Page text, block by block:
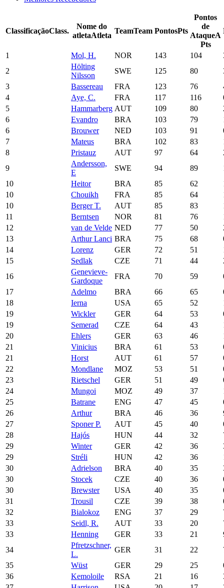
ClassificaçãoClass.
Nome do
atletaAtleta
TeamTeam PontosPts
Pontos
de
AtaqueA
Pts
1 Mol, H. NOR 143 104
2
Hölting
Nilsson
SWE 125 80
3
Bassereau FRA 123 76
4
Aye, C. FRA 117 116
5
Hammarberg AUT 109 80
6
Evandro BRA 103 79
6
Brouwer NED 103 91
7
Mateus BRA 102 83
8
Pristauz AUT 97 64
9
Andersson,
E
SWE 94 89
10
Heitor BRA 85 62
10
Chouikh FRA 85 64
10
Berger T. AUT 85 83
11
Berntsen NOR 81 76
12
van de Velde NED 77 50
13
Arthur Lanci BRA 75 68
14
Lorenz GER 72 51
15
Sedlak CZE 71 44
16
Genevieve-
Gardoque
FRA 70 59
17
Adelmo BRA 66 65
18
Ierna USA 65 52
19
Wickler GER 64 53
19
Semerad CZE 64 43
20
Ehlers GER 63 46
21
Vinicius BRA 61 53
21
Horst AUT 61 57
22
Mondlane MOZ 53 51
23
Rietschel GER 51 49
24
Mungoi MOZ 49 37
25
Batrane ENG 47 45
26
Arthur BRA 46 36
27
Sponer P. AUT 45 40
28
Hajós HUN 44 32
29
Winter GER 42 36
29
Stréli HUN 42 36
30
Adrielson BRA 40 35
30
Stocek CZE 40 36
30
Brewster USA 40 35
31
Trousil CZE 39 38
32
Bialokoz ENG 37 29
33
Seidl, R. AUT 33 20
33
Henning GER 33 21
34
Pfretzschner,
L.
GER 31 22
35
Wüst GER 29 25
36
Kemoloile RSA 21 16